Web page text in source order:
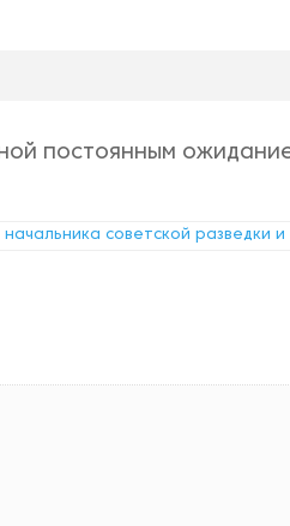
постоянным
советской разведки и